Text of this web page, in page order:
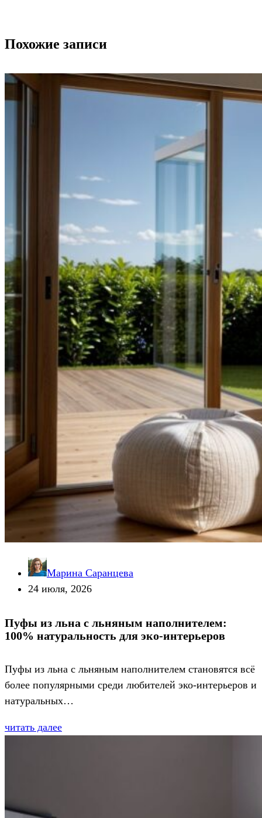
Похожие записи
Марина Саранцева
24 июля, 2026
Пуфы из льна с льняным наполнителем:
100% натуральность для эко-интерьеров
Пуфы из льна с льняным наполнителем становятся всё
более популярными среди любителей эко-интерьеров и
натуральных…
читать далее